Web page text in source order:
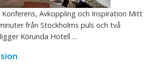
Avkoppling och Inspiration Mitt
från Stockholms puls och två
Körunda Hotell ...